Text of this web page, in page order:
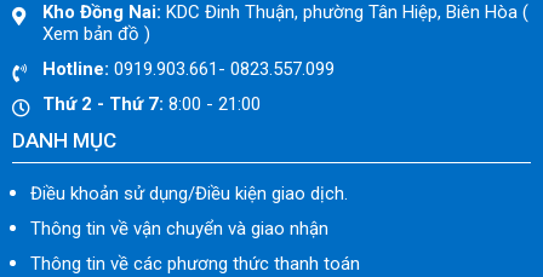
Kho Đồng Nai: KDC Đinh Thuận, phường Tân Hiệp, Biên Hòa (
Xem bản đồ )
Hotline: 0919.903.661- 0823.557.099
Thứ 2 - Thứ 7: 8:00 - 21:00
DANH MỤC
Điều khoản sử dụng/Điều kiện giao dịch.
Thông tin về vận chuyển và giao nhận
Thông tin về các phương thức thanh toán